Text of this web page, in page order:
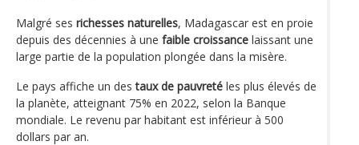
Malgré ses richesses naturelles, Madagascar est en proie
depuis des décennies à une faible croissance laissant une
large partie de la population plongée dans la misère.
Le pays affiche un destaux de pauvreté les plus élevés de
la planète, atteignant 75% en 2022, selon la Banque
mondiale. Le revenu par habitant est inférieur à 500
dollars par an.